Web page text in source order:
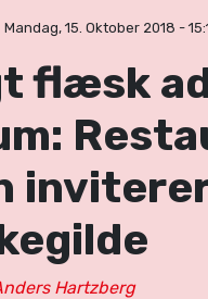
Mandag, 15. Oktober 2018 -
flæsk
Hartzberg